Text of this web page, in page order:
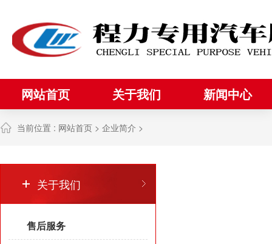
网站首页 关于我们 新闻中心
当前位置 : 网站首页 > 企业简介 >
关于我们
售后服务